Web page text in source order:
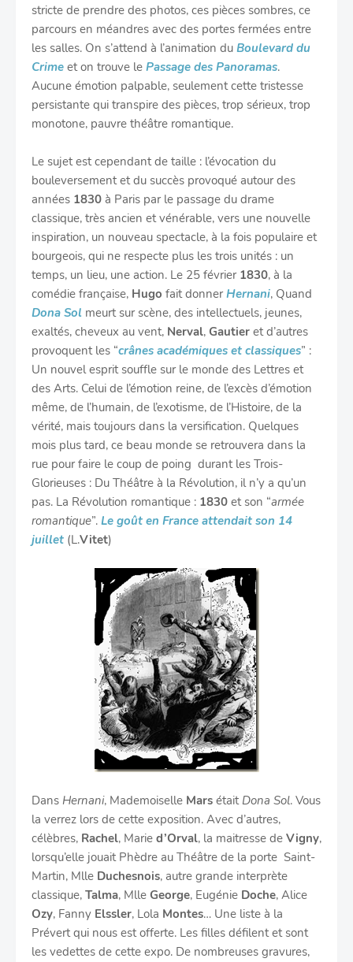
stricte de prendre des photos, ces pièces sombres, ce
parcours en méandres avec des portes fermées entre
les salles. On s’attend à l’animation du Boulevard du
Crime et on trouve le Passage des Panoramas.
Aucune émotion palpable, seulement cette tristesse
persistante qui transpire des pièces, trop sérieux, trop
monotone, pauvre théâtre romantique.
Le sujet est cependant de taille : l’évocation du
bouleversement et du succès provoqué autour des
années 1830 à Paris par le passage du drame
classique, très ancien et vénérable, vers une nouvelle
inspiration, un nouveau spectacle, à la fois populaire et
bourgeois, qui ne respecte plus les trois unités : un
temps, un lieu, une action. Le 25 février 1830, à la
comédie française, Hugo fait donnerHernani, Quand
Dona Sol meurt sur scène, des intellectuels, jeunes,
exaltés, cheveux au vent, Nerval, Gautier et d’autres
provoquent les “crânes académiques et classiques” :
Un nouvel esprit souffle sur le monde des Lettres et
des Arts. Celui de l’émotion reine, de l’excès d’émotion
même, de l’humain, de l’exotisme, de l’Histoire, de la
vérité, mais toujours dans la versification. Quelques
mois plus tard, ce beau monde se retrouvera dans la
rue pour faire le coup de poing durant les Trois-
Glorieuses : Du Théâtre à la Révolution, il n’y a qu’un
pas. La Révolution romantique : 1830 et son “armée
romantique”. Le goût en France attendait son 14
juillet (L.Vitet)
Dans Hernani, Mademoiselle Mars était Dona Sol. Vous
la verrez lors de cette exposition. Avec d’autres,
célèbres, Rachel, Marie d’Orval, la maitresse de Vigny,
lorsqu’elle jouait Phèdre au Théâtre de la porte Saint-
Martin, Mlle Duchesnois, autre grande interprète
classique, Talma, Mlle George, Eugénie Doche, Alice
Ozy, Fanny Elssler, Lola Montes… Une liste à la
Prévert qui nous est offerte. Les filles défilent et sont
les vedettes de cette expo. De nombreuses gravures,